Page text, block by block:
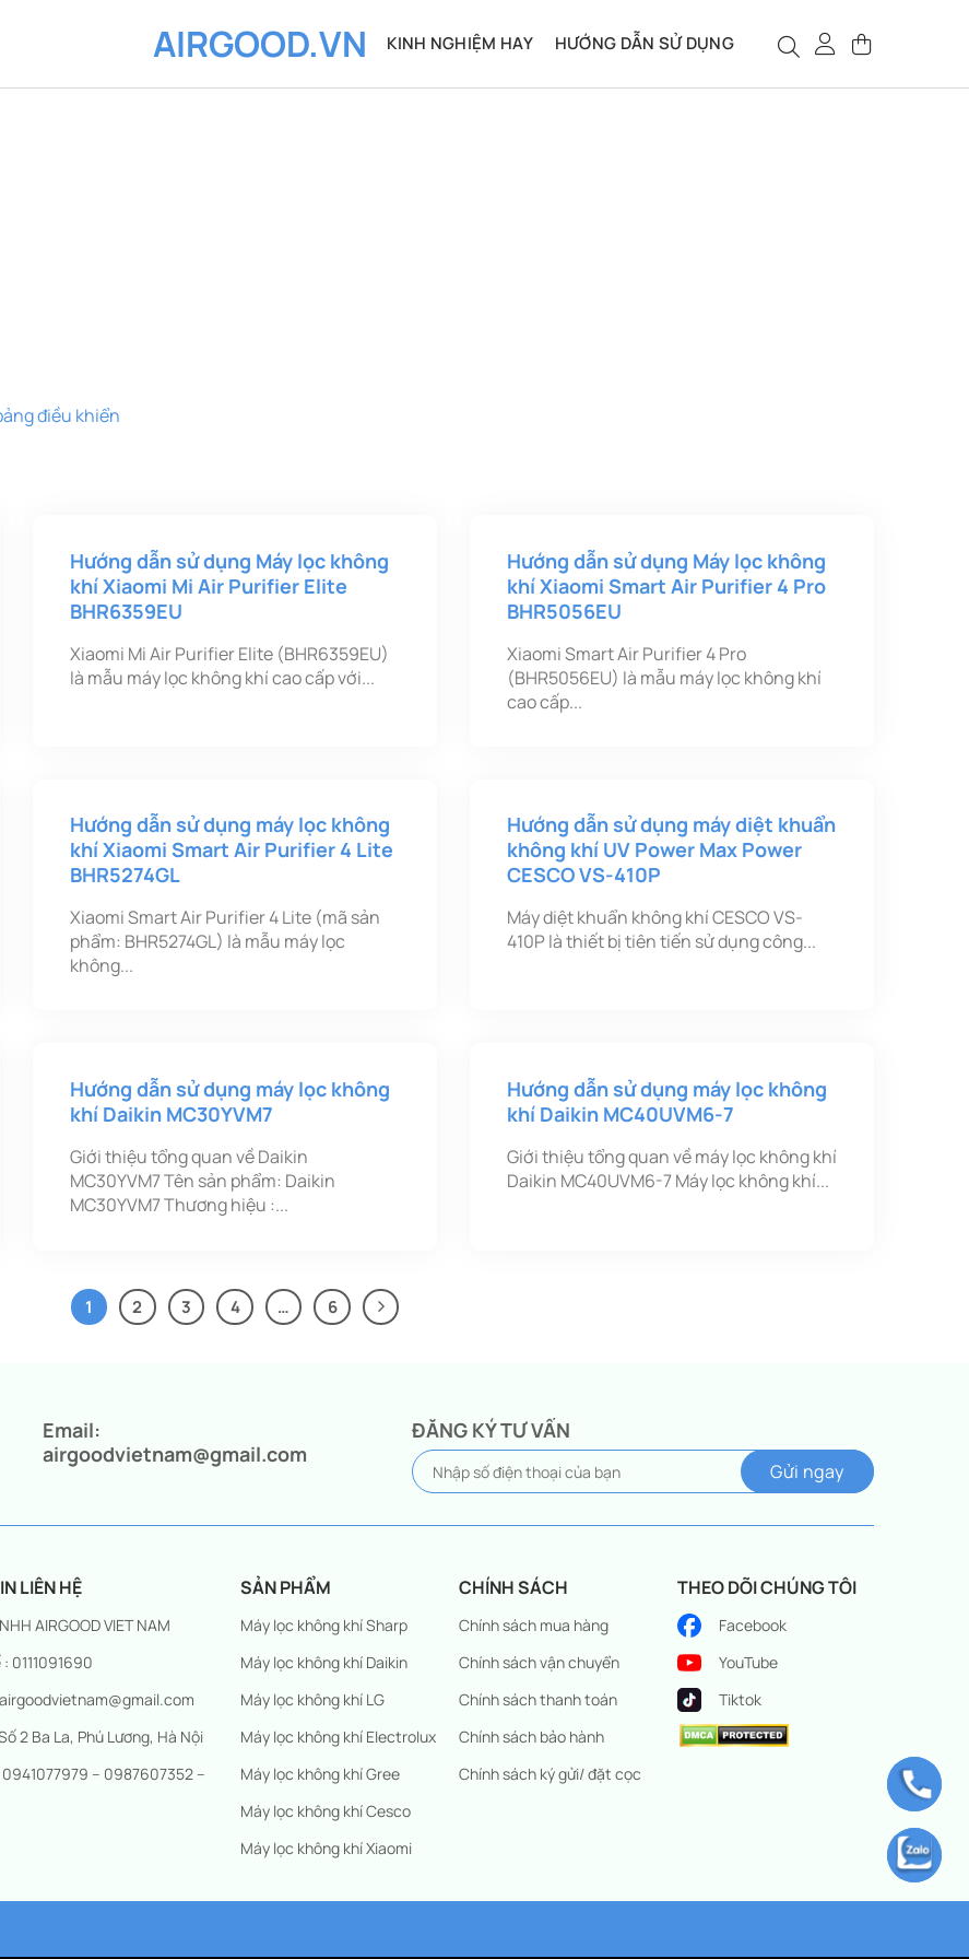
AIRGOOD.VN KINH NGHIỆM HAY HƯỚNG DẪN SỬ DỤNG
điều khiển
Hướng dẫn sử dụng Máy lọc không
khí Xiaomi Mi Air Purifier Elite
BHR6359EU
Xiaomi Mi Air Purifier Elite (BHR6359EU)
là mẫu máy lọc không khí cao cấp với...
Hướng dẫn sử dụng Máy lọc không
khí Xiaomi Smart Air Purifier 4 Pro
BHR5056EU
Xiaomi Smart Air Purifier 4 Pro
(BHR5056EU) là mẫu máy lọc không khí
cao cấp...
Hướng dẫn sử dụng máy lọc không
khí Xiaomi Smart Air Purifier 4 Lite
BHR5274GL
Xiaomi Smart Air Purifier 4 Lite (mã sản
phẩm: BHR5274GL) là mẫu máy lọc
không...
Hướng dẫn sử dụng máy diệt khuẩn
không khí UV Power Max Power
CESCO VS-410P
Máy diệt khuẩn không khí CESCO VS-
410P là thiết bị tiên tiến sử dụng công...
Hướng dẫn sử dụng máy lọc không
khí Daikin MC30YVM7
Giới thiệu tổng quan về Daikin
MC30YVM7 Tên sản phẩm: Daikin
MC30YVM7 Thương hiệu :...
Hướng dẫn sử dụng máy lọc không
khí Daikin MC40UVM6-7
Giới thiệu tổng quan về máy lọc không khí
Daikin MC40UVM6-7 Máy lọc không khí...
1 2 3 4 … 6
Email:
airgoodvietnam@gmail.com
ĐĂNG KÝ TƯ VẤN
LIÊN HỆ
AIRGOOD VIET NAM
0111091690
2 Ba La, Phú Lương, Hà Nội
– 0987607352 –
SẢN PHẨM
Máy lọc không khí Sharp
Máy lọc không khí Daikin
Máy lọc không khí LG
Máy lọc không khí Electrolux
Máy lọc không khí Gree
Máy lọc không khí Cesco
Máy lọc không khí Xiaomi
CHÍNH SÁCH
Chính sách mua hàng
Chính sách vận chuyển
Chính sách thanh toán
Chính sách bảo hành
Chính sách ký gửi/ đặt cọc
THEO DÕI CHÚNG TÔI
Facebook
YouTube
Tiktok